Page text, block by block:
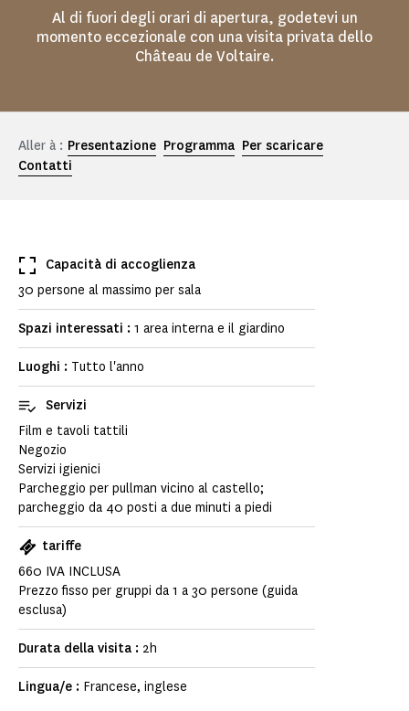
Al di fuori degli orari di apertura, godetevi un
momento eccezionale con una visita privata dello
Château de Voltaire.
Aller à : Presentazione Programma Per scaricare
Contatti
Capacità di accoglienza
30 persone al massimo per sala
Spazi interessati : 1 area interna e il giardino
Luoghi : Tutto l'anno
Servizi
Film e tavoli tattili
Negozio
Servizi igienici
Parcheggio per pullman vicino al castello;
parcheggio da 40 posti a due minuti a piedi
tariffe
660 IVA INCLUSA
Prezzo fisso per gruppi da 1 a 30 persone (guida
esclusa)
Durata della visita : 2h
Lingua/e : Francese, inglese